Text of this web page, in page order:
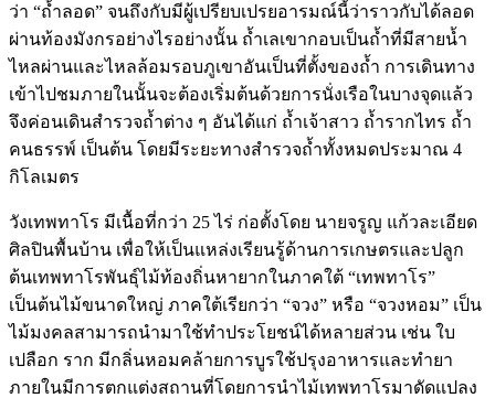
ว่า “ถ้ำลอด” จนถึงกับมีผู้เปรียบเปรยอารมณ์นี้ว่าราวกับได้ลอด
ผ่านท้องมังกรอย่างไรอย่างนั้น ถ้ำเลเขากอบเป็นถ้ำที่มีสายน้ำ
ไหลผ่านและไหลล้อมรอบภูเขาอันเป็นที่ตั้งของถ้ำ การเดินทาง
เข้าไปชมภายในนั้นจะต้องเริ่มต้นด้วยการนั่งเรือในบางจุดแล้ว
จึงค่อนเดินสำรวจถ้ำต่าง ๆ อันได้แก่ ถ้ำเจ้าสาว ถ้ำรากไทร ถ้ำ
คนธรรพ์ เป็นต้น โดยมีระยะทางสำรวจถ้ำทั้งหมดประมาณ 4
กิโลเมตร
วังเทพทาโร มีเนื้อที่กว่า 25 ไร่ ก่อตั้งโดย นายจรูญ แก้วละเอียด
ศิลปินพื้นบ้าน เพื่อให้เป็นแหล่งเรียนรู้ด้านการเกษตรและปลูก
ต้นเทพทาโรพันธุ์ไม้ท้องถิ่นหายากในภาคใต้ “เทพทาโร”
เป็นต้นไม้ขนาดใหญ่ ภาคใต้เรียกว่า “จวง” หรือ “จวงหอม” เป็น
ไม้มงคลสามารถนำมาใช้ทำประโยชน์ได้หลายส่วน เช่น ใบ
เปลือก ราก มีกลิ่นหอมคล้ายการบูรใช้ปรุงอาหารและทำยา
ภายในมีการตกแต่งสถานที่โดยการนำไม้เทพทาโรมาดัดแปลง